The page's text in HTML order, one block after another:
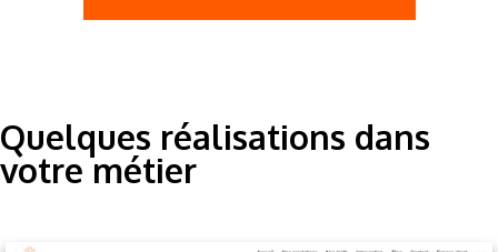
Quelques réalisations dans
votre métier